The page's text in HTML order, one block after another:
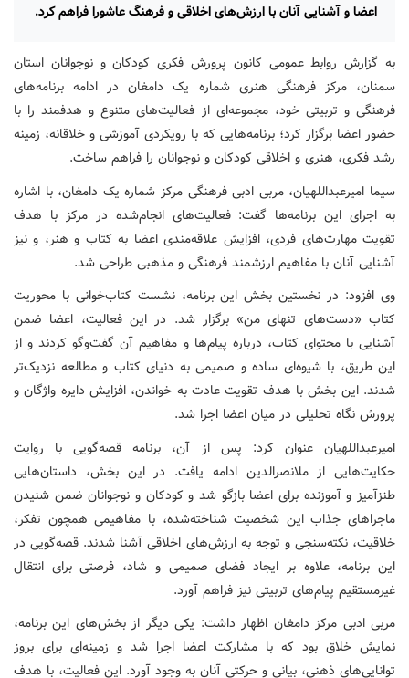
اعضا و آشنایی آنان با ارزش‌های اخلاقی و فرهنگ عاشورا فراهم کرد.
به گزارش روابط عمومی کانون پرورش فکری کودکان و نوجوانان استان
سمنان، مرکز فرهنگی هنری شماره یک دامغان در ادامه برنامه‌های
فرهنگی و تربیتی خود، مجموعه‌ای از فعالیت‌های متنوع و هدفمند را با
حضور اعضا برگزار کرد؛ برنامه‌هایی که با رویکردی آموزشی و خلاقانه، زمینه
رشد فکری، هنری و اخلاقی کودکان و نوجوانان را فراهم ساخت.
سیما امیرعبداللهیان، مربی ادبی فرهنگی مرکز شماره یک دامغان، با اشاره
به اجرای این برنامه‌ها گفت: فعالیت‌های انجام‌شده در مرکز با هدف
تقویت مهارت‌های فردی، افزایش علاقه‌مندی اعضا به کتاب و هنر، و نیز
آشنایی آنان با مفاهیم ارزشمند فرهنگی و مذهبی طراحی شد.
وی افزود: در نخستین بخش این برنامه، نشست کتاب‌خوانی با محوریت
کتاب «دست‌های تنهای من» برگزار شد. در این فعالیت، اعضا ضمن
آشنایی با محتوای کتاب، درباره پیام‌ها و مفاهیم آن گفت‌وگو کردند و از
این طریق، با شیوه‌ای ساده و صمیمی به دنیای کتاب و مطالعه نزدیک‌تر
شدند. این بخش با هدف تقویت عادت به خواندن، افزایش دایره واژگان و
پرورش نگاه تحلیلی در میان اعضا اجرا شد.
امیرعبداللهیان عنوان کرد: پس از آن، برنامه قصه‌گویی با روایت
حکایت‌هایی از ملانصرالدین ادامه یافت. در این بخش، داستان‌هایی
طنزآمیز و آموزنده برای اعضا بازگو شد و کودکان و نوجوانان ضمن شنیدن
ماجراهای جذاب این شخصیت شناخته‌شده، با مفاهیمی همچون تفکر،
خلاقیت، نکته‌سنجی و توجه به ارزش‌های اخلاقی آشنا شدند. قصه‌گویی در
این برنامه، علاوه بر ایجاد فضای صمیمی و شاد، فرصتی برای انتقال
غیرمستقیم پیام‌های تربیتی نیز فراهم آورد.
مربی ادبی مرکز دامغان اظهار داشت: یکی دیگر از بخش‌های این برنامه،
نمایش خلاق بود که با مشارکت اعضا اجرا شد و زمینه‌ای برای بروز
توانایی‌های ذهنی، بیانی و حرکتی آنان به وجود آورد. این فعالیت، با هدف